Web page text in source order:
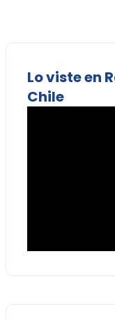
Lo viste en
Chile